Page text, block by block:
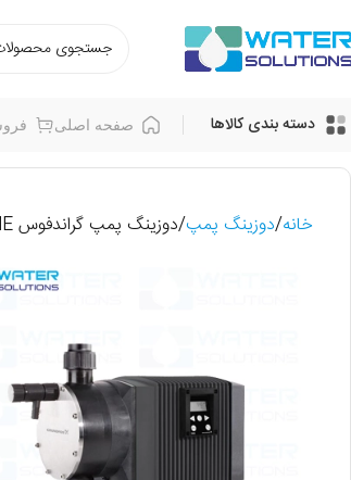
دسته بندی کالاها صفحه اصلی
خانه دوزینگ پمپ دوزینگ پمپ گراندفوس DME